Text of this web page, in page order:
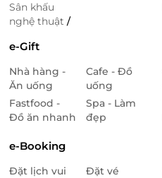
Sân khấu
nghệ thuật /
e-Gift
Nhà hàng -
Ăn uống
Fastfood -
Đồ ăn nhanh
Cafe - Đồ
uống
Spa - Làm
đẹp
e-Booking
Đặt lịch vui
Đặt vé